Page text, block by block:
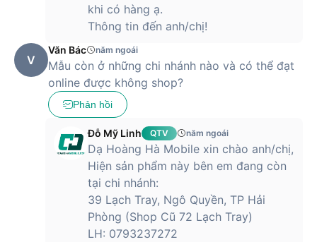
khi có hàng ạ.
Thông tin đến anh/chị!
V
Văn Bác năm ngoái
Mẫu còn ở những chi nhánh nào và có thể đạt
online được không shop?
Phản hồi
Đỗ Mỹ Linh QTV năm ngoái
Dạ Hoàng Hà Mobile xin chào anh/chị,
Hiện sản phẩm này bên em đang còn
tại chi nhánh:
39 Lạch Tray, Ngô Quyền, TP Hải
Phòng (Shop Cũ 72 Lạch Tray)
LH: 0793237272